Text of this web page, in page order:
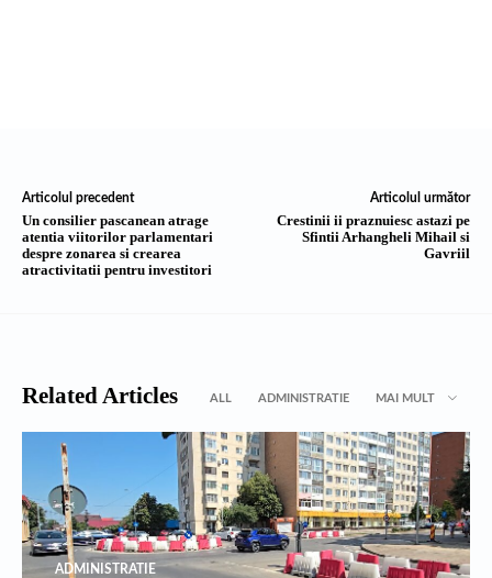
Articolul precedent
Un consilier pascanean atrage
atentia viitorilor parlamentari
despre zonarea si crearea
atractivitatii pentru investitori
Articolul următor
Crestinii ii praznuiesc astazi pe
Sfintii Arhangheli Mihail si
Gavriil
Related Articles ALL ADMINISTRATIE MAI MULT
ADMINISTRATIE